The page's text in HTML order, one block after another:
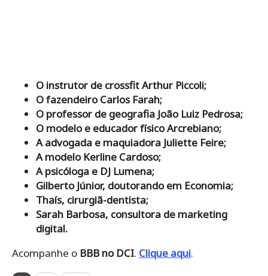
O instrutor de crossfit Arthur Piccoli;
O fazendeiro Carlos Farah;
O professor de geografia João Luiz Pedrosa;
O modelo e educador físico Arcrebiano;
A advogada e maquiadora Juliette Feire;
A modelo Kerline Cardoso;
A psicóloga e DJ Lumena;
Gilberto Júnior, doutorando em Economia;
Thaís, cirurgiã-dentista;
Sarah Barbosa, consultora de marketing
digital.
Acompanhe o BBB no DCI. Clique aqui.